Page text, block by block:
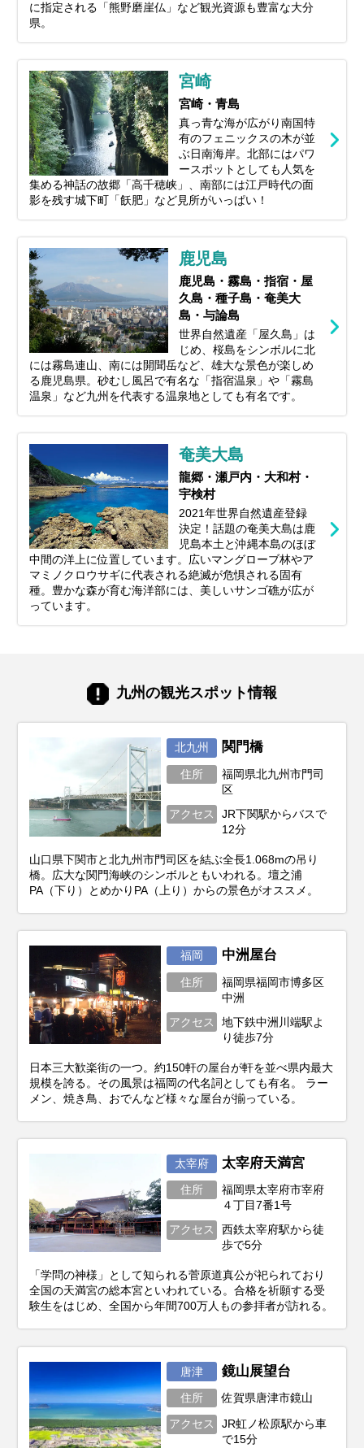
に指定される「熊野磨崖仏」など観光資源も豊富な大分
県。
宮崎
宮崎・青島
真っ青な海が広がり南国特
有のフェニックスの木が並
ぶ日南海岸。北部にはパワ
ースポットとしても人気を
集める神話の故郷「高千穂峡」、南部には江戸時代の面
影を残す城下町「飫肥」など見所がいっぱい！
鹿児島
鹿児島・霧島・指宿・屋
久島・種子島・奄美大
島・与論島
世界自然遺産「屋久島」は
じめ、桜島をシンボルに北
には霧島連山、南には開聞岳など、雄大な景色が楽しめ
る鹿児島県。砂むし風呂で有名な「指宿温泉」や「霧島
温泉」など九州を代表する温泉地としても有名です。
奄美大島
龍郷・瀬戸内・大和村・
宇検村
2021年世界自然遺産登録
決定！話題の奄美大島は鹿
児島本土と沖縄本島のほぼ
中間の洋上に位置しています。広いマングローブ林やア
マミノクロウサギに代表される絶滅が危惧される固有
種。豊かな森が育む海洋部には、美しいサンゴ礁が広が
っています。
九州の観光スポット情報
北九州 関門橋
住所
福岡県北九州市門司
区
アクセス
JR下関駅からバスで
12分
山口県下関市と北九州市門司区を結ぶ全長1.068mの吊り
橋。広大な関門海峡のシンボルともいわれる。壇之浦
PA（下り）とめかりPA（上り）からの景色がオススメ。
福岡 中洲屋台
住所
福岡県福岡市博多区
中洲
アクセス
地下鉄中洲川端駅よ
り徒歩7分
日本三大歓楽街の一つ。約150軒の屋台が軒を並べ県内最大
規模を誇る。その風景は福岡の代名詞としても有名。 ラー
メン、焼き鳥、おでんなど様々な屋台が揃っている。
太宰府 太宰府天満宮
住所
福岡県太宰府市宰府
４丁目7番1号
アクセス
西鉄太宰府駅から徒
歩で5分
「学問の神様」として知られる菅原道真公が祀られており
全国の天満宮の総本宮といわれている。合格を祈願する受
験生をはじめ、全国から年間700万人もの参拝者が訪れる。
唐津 鏡山展望台
住所 佐賀県唐津市鏡山
アクセス
JR虹ノ松原駅から車
で15分